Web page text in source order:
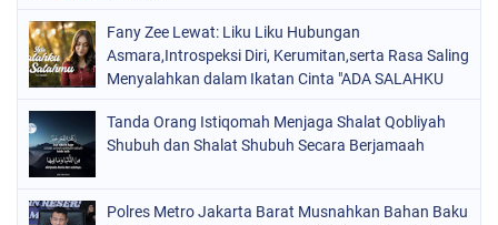
Fany Zee Lewat: Liku Liku Hubungan
Asmara,Introspeksi Diri, Kerumitan,serta Rasa Saling
Menyalahkan dalam Ikatan Cinta "ADA SALAHKU
Tanda Orang Istiqomah Menjaga Shalat Qobliyah
Shubuh dan Shalat Shubuh Secara Berjamaah
Polres Metro Jakarta Barat Musnahkan Bahan Baku